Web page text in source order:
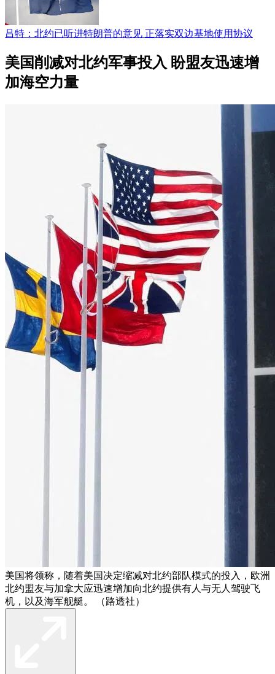
吕特：北约已听进特朗普的意见 正落实双边基地使用协议
美国削减对北约军事投入 盼盟友迅速增
加海空力量
美国将领称，随着美国决定缩减对北约部队模式的投入，欧洲
北约盟友与加拿大应迅速增加向北约提供有人与无人驾驶飞
机，以及海军舰艇。 （路透社）